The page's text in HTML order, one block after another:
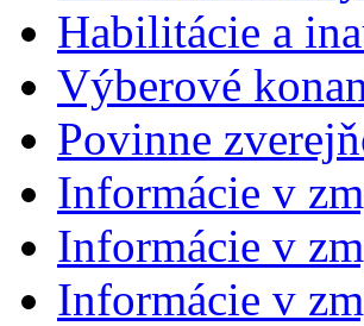
Habilitácie a
Výberové
Povinne
Informácie v
Informácie v
Informácie v